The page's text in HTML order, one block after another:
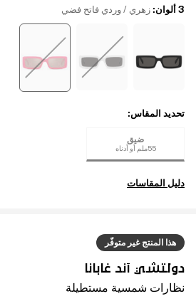
هذا المنتج غير متوفّر
دولتشي آند غابانا
نظارات شمسية مستطيلة
3 ألوان : زهري / وردي فاتح فضي
تحديد المقاس:
ضيق
55ملم أو أدناه
دليل المقاسات